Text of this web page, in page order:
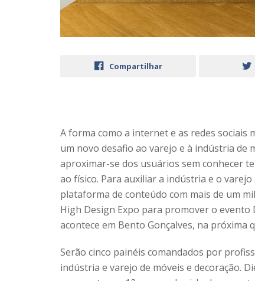
Compartilhar
A forma como a internet e as redes sociais
um novo desafio ao varejo e à indústria de
aproximar-se dos usuários sem conhecer
ao físico. Para auxiliar a indústria e o
plataforma de conteúdo com mais de um
High Design Expo para promover o evento
acontece em Bento Gonçalves, na próxima
Serão cinco painéis comandados por
indústria e varejo de móveis e decoração.